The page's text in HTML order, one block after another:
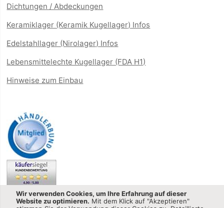
Wir verwenden Cookies, um Ihre Erfahrung auf dieser
Website zu optimieren. Mit dem Klick auf "Akzeptieren"
Dichtungen / Abdeckungen
Keramiklager (Keramik Kugellager) Infos
Edelstahllager (Nirolager) Infos
Lebensmittelechte Kugellager (FDA H1)
Hinweise zum Einbau